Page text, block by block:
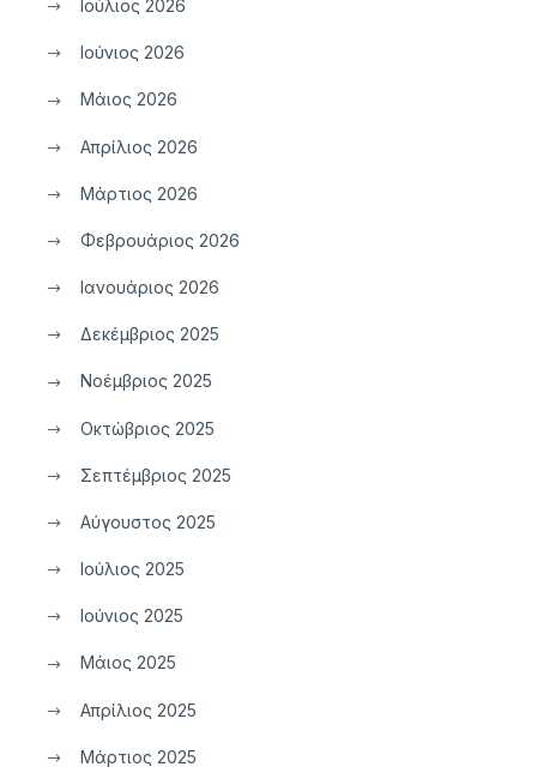
Ιούλιος 2026
Ιούνιος 2026
Μάιος 2026
Απρίλιος 2026
Μάρτιος 2026
Φεβρουάριος 2026
Ιανουάριος 2026
Δεκέμβριος 2025
Νοέμβριος 2025
Οκτώβριος 2025
Σεπτέμβριος 2025
Αύγουστος 2025
Ιούλιος 2025
Ιούνιος 2025
Μάιος 2025
Απρίλιος 2025
Μάρτιος 2025